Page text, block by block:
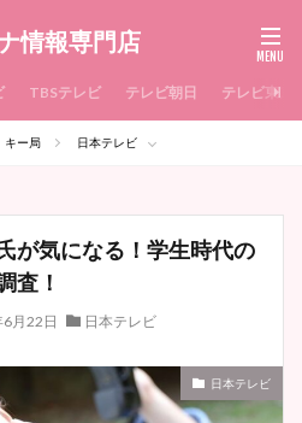
情報専門店
TBSテレビ テレビ朝日 テレビ東京
キー局 日本テレビ
が気になる！学生時代の
査！
月22日
日本テレビ
日本テレビ